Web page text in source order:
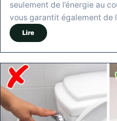
seulement de l’énergie au
vous garantit également
Lire